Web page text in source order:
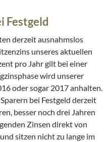
Festgeld
derzeit ausnahmslos
unseres aktuellen
pro Jahr gilt bei einer
wird unserer
oder sogar 2017 anhalten.
bei Festgeld derzeit
besser noch drei Jahren
Zinsen direkt von
sitzen nicht zu lange im